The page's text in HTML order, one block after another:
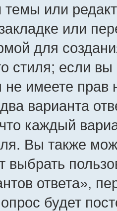
темы или
или
для
стиля; если
имеете прав
варианта
каждый
Вы также
выбрать
ответа»,
опрос будет